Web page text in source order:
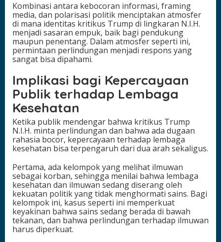
Kombinasi antara kebocoran informasi, framing
media, dan polarisasi politik menciptakan atmosfer
di mana identitas kritikus Trump di lingkaran N.I.H.
menjadi sasaran empuk, baik bagi pendukung
maupun penentang. Dalam atmosfer seperti ini,
permintaan perlindungan menjadi respons yang
sangat bisa dipahami.
Implikasi bagi Kepercayaan
Publik terhadap Lembaga
Kesehatan
Ketika publik mendengar bahwa kritikus Trump
N.I.H. minta perlindungan dan bahwa ada dugaan
rahasia bocor, kepercayaan terhadap lembaga
kesehatan bisa terpengaruh dari dua arah sekaligus.
Pertama, ada kelompok yang melihat ilmuwan
sebagai korban, sehingga menilai bahwa lembaga
kesehatan dan ilmuwan sedang diserang oleh
kekuatan politik yang tidak menghormati sains. Bagi
kelompok ini, kasus seperti ini memperkuat
keyakinan bahwa sains sedang berada di bawah
tekanan, dan bahwa perlindungan terhadap ilmuwan
harus diperkuat.